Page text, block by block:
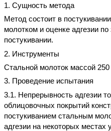
1. Сущность метода
Метод состоит в
молотком и оценке адгезии
постукивании.
2. Инструменты
Стальной молоток массой 250
3. Проведение испытания
3.1. Непрерывность адгезии
облицовочных покрытий
постукиванием стальным
адгезии на некоторых местах